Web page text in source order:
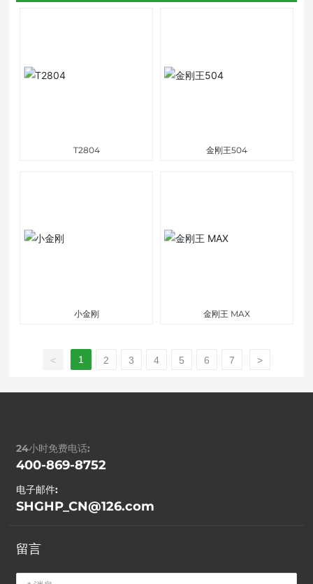
T2804 金刚王504
小金刚 金刚王 MAX
< 1 2 3 4 5 6 7 >
24小时免费电话:
400-869-8752
电子邮件:
SHGHP_CN@126.com
留言